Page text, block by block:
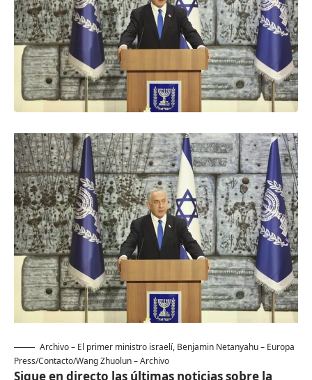
Archivo – El primer ministro israelí, Benjamin Netanyahu– Europa
Press/Contacto/Wang Zhuolun – Archivo
Sigue en directo las últimas noticias sobre la